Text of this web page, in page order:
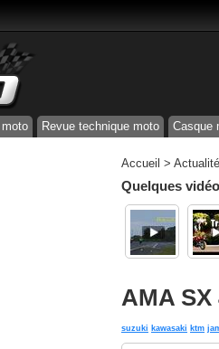
Revue technique moto Casque
Accueil >
Quelques
AMA
suzuki kawasaki ktm